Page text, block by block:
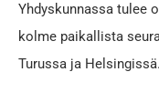
Yhdyskunnassa tulee
kolme paikallista
Turussa ja Helsingissä.